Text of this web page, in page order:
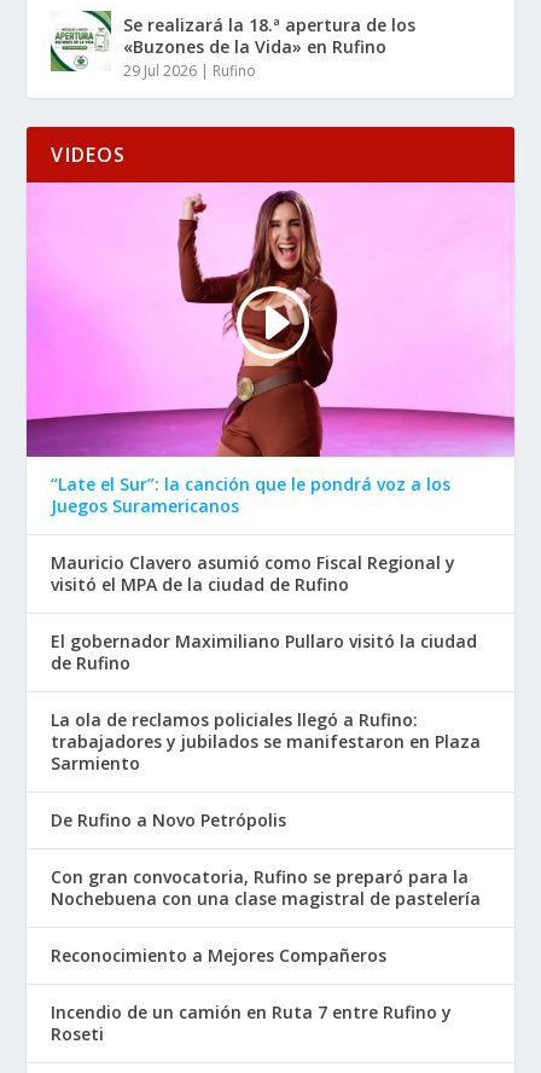
Se realizará la 18.ª apertura de los
«Buzones de la Vida» en Rufino
29 Jul 2026 Rufino
VIDEOS
“Late el Sur”: la canción que le pondrá voz a los
Juegos Suramericanos
Mauricio Clavero asumió como Fiscal Regional y
visitó el MPA de la ciudad de Rufino
El gobernador Maximiliano Pullaro visitó la ciudad
de Rufino
La ola de reclamos policiales llegó a Rufino:
trabajadores y jubilados se manifestaron en Plaza
Sarmiento
De Rufino a Novo Petrópolis
Con gran convocatoria, Rufino se preparó para la
Nochebuena con una clase magistral de pastelería
Reconocimiento a Mejores Compañeros
Incendio de un camión en Ruta 7 entre Rufino y
Roseti